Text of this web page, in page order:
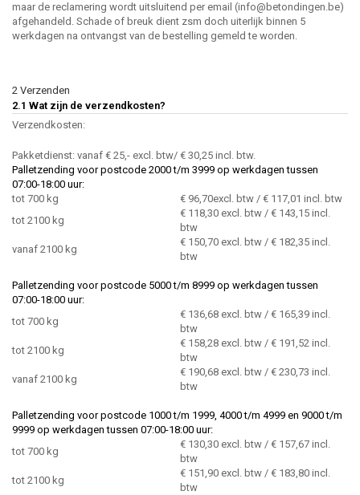
maar de reclamering wordt uitsluitend per email (info@betondingen.be)
afgehandeld. Schade of breuk dient zsm doch uiterlijk binnen 5
werkdagen na ontvangst van de bestelling gemeld te worden.
2 Verzenden
2.1 Wat zijn de verzendkosten?
Verzendkosten:
Pakketdienst: vanaf € 25,- excl. btw/ € 30,25 incl. btw.
Palletzending voor postcode 2000 t/m 3999 op werkdagen tussen
07:00-18:00 uur:
tot 700 kg
€ 96,70excl. btw / € 117,01 incl. btw
tot 2100 kg
€ 118,30 excl. btw / € 143,15 incl.
btw
vanaf 2100 kg
€ 150,70 excl. btw / € 182,35 incl.
btw
Palletzending voor postcode 5000 t/m 8999 op werkdagen tussen
07:00-18:00 uur:
tot 700 kg
€ 136,68 excl. btw / € 165,39 incl.
btw
tot 2100 kg
€ 158,28 excl. btw / € 191,52 incl.
btw
vanaf 2100 kg
€ 190,68 excl. btw / € 230,73 incl.
btw
Palletzending voor postcode 1000 t/m 1999, 4000 t/m 4999 en 9000 t/m
9999 op werkdagen tussen 07:00-18:00 uur:
tot 700 kg
€ 130,30 excl. btw / € 157,67 incl.
btw
tot 2100 kg
€ 151,90 excl. btw / € 183,80 incl.
btw